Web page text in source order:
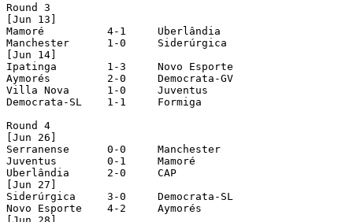
Round 3
[Jun 13]
Mamoré		4-1	Uberlândia
Manchester	1-0	Siderúrgica
[Jun 14]
Ipatinga	1-3	Novo Esporte
Aymorés		2-0	Democrata-GV
Villa Nova	1-0	Juventus
Democrata-SL	1-1	Formiga
Round 4
[Jun 26]
Serranense	0-0	Manchester
Juventus	0-1	Mamoré
Uberlândia	2-0	CAP
[Jun 27]
Siderúrgica	3-0	Democrata-SL
Novo Esporte	4-2	Aymorés